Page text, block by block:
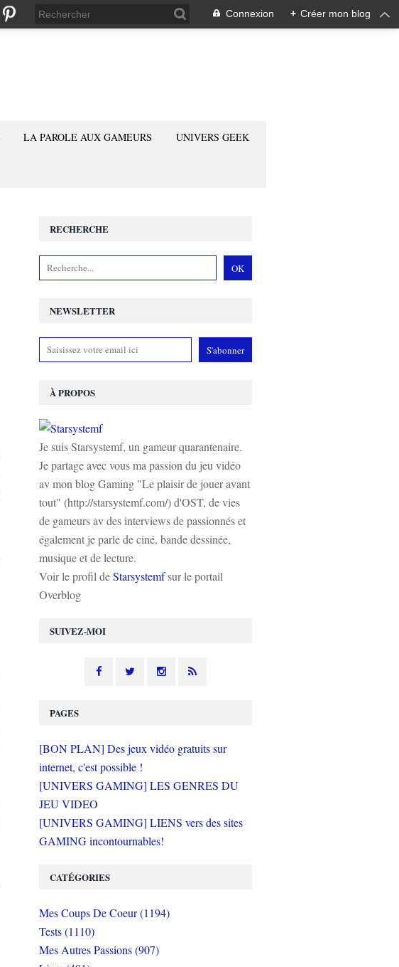
Connexion + Créer mon blog
LA PAROLE AUX GAMEURS UNIVERS GEEK
NEWSLETTER
SUIVEZ-MOI
RECHERCHE
À PROPOS
Je suis Starsystemf, un gameur quarantenaire.
Je partage avec vous ma passion du jeu vidéo
av mon blog Gaming "Le plaisir de jouer avant
tout" (http://starsystemf.com/) d'OST, de vies
de gameurs av des interviews de passionnés et
également je parle de ciné, bande dessinée,
musique et de lecture.
Voir le profil deStarsystemfsur le portail
Overblog
PAGES
[BON PLAN] Des jeux vidéo gratuits sur
internet, c'est possible !
[UNIVERS GAMING] LES GENRES DU
JEU VIDEO
[UNIVERS GAMING] LIENS vers des sites
GAMING incontournables!
CATÉGORIES
Mes Coups De Coeur (1194)
Tests (1110)
Mes Autres Passions (907)